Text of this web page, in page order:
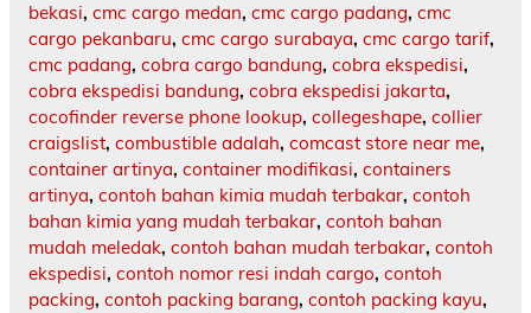
bekasi, cmc cargo medan, cmc cargo padang, cmc
cargo pekanbaru, cmc cargo surabaya, cmc cargo tarif,
cmc padang, cobra cargo bandung, cobra ekspedisi,
cobra ekspedisi bandung, cobra ekspedisi jakarta,
cocofinder reverse phone lookup, collegeshape, collier
craigslist, combustible adalah, comcast store near me,
container artinya, container modifikasi, containers
artinya, contoh bahan kimia mudah terbakar, contoh
bahan kimia yang mudah terbakar, contoh bahan
mudah meledak, contoh bahan mudah terbakar, contoh
ekspedisi, contoh nomor resi indah cargo, contoh
packing, contoh packing barang, contoh packing kayu,